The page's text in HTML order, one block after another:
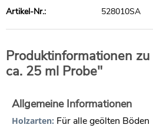
Artikel-Nr.: 528010SA
Produktinformationen
ca. 25 ml Probe"
Allgemeine Informationen
Holzarten: Für alle geölten Böden